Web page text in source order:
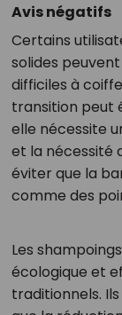
Avis négatifs
Certains
solides
difficiles à
transition peut
elle nécessite
et la nécessité
éviter que la
comme des
Les
écologique et
traditionnels.